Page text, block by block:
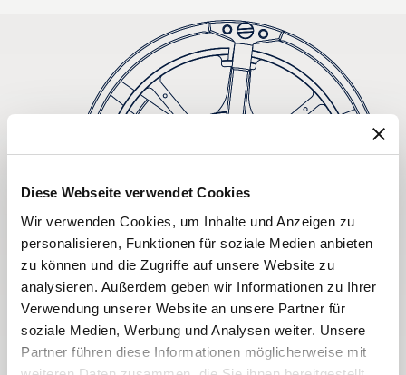
Diese Webseite verwendet Cookies
Wir verwenden Cookies, um Inhalte und Anzeigen zu
personalisieren, Funktionen für soziale Medien anbieten
zu können und die Zugriffe auf unsere Website zu
analysieren. Außerdem geben wir Informationen zu Ihrer
Verwendung unserer Website an unsere Partner für
soziale Medien, Werbung und Analysen weiter. Unsere
Partner führen diese Informationen möglicherweise mit